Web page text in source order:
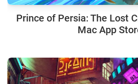
Prince of Persia: The Lost
Mac App